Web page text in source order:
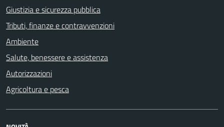
Giustizia e sicurezza pubblica
Tributi, finanze e contravvenzioni
Ambiente
Salute, benessere e assistenza
Autorizzazioni
Agricoltura e pesca